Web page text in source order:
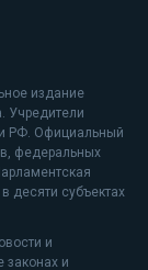
издание
Учредители
РФ. Официальный
федеральных
десяти субъектах
и
законах и